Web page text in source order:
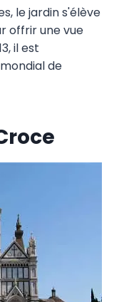
le jardin s'élève
offrir une vue
il est
de